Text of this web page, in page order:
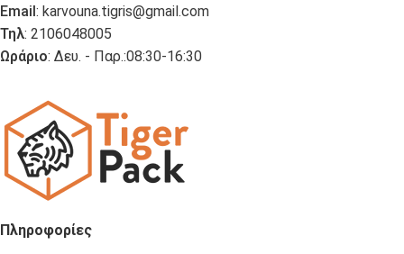
Email : karvouna.tigris@gmail.com
Τηλ: 2106048005
Ωράριο: Δευ. - Παρ.:08:30-16:30
Πληροφορίες